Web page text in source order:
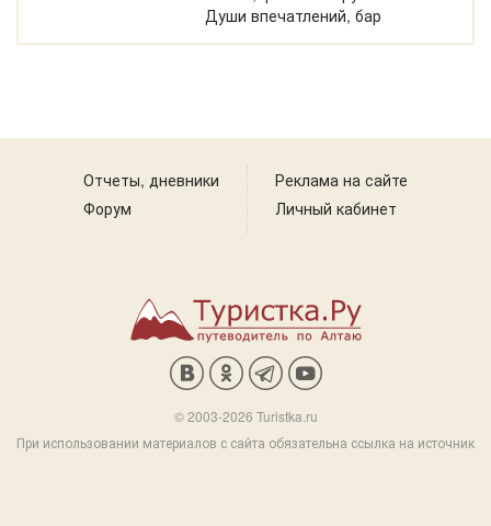
Души впечатлений, бар
Отчеты, дневники
Форум
Реклама на сайте
Личный кабинет
© 2003-2026 Turistka.ru
При использовании материалов с сайта обязательна ссылка на источник